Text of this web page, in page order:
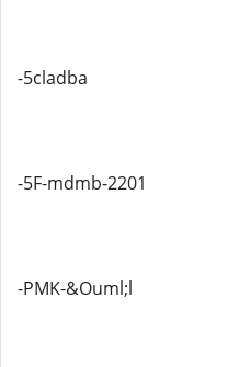
-5cladba
-5F-mdmb-2201
-PMK-&Ouml;l